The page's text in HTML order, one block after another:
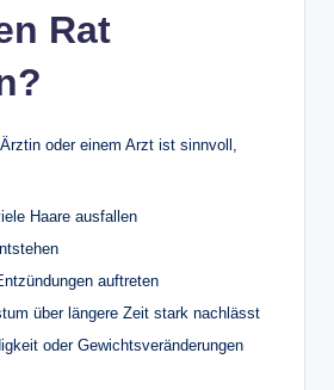
Rat
oder einem Arzt ist sinnvoll,
Haare ausfallen
auftreten
über längere Zeit stark nachlässt
oder Gewichtsveränderungen